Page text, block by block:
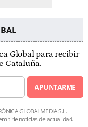
Global para recibir
Cataluña.
APUNTARME
GLOBALMEDIA S.L.
noticias de actualidad.